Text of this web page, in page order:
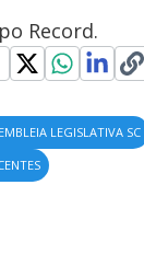
Record.
LEGISLATIVA SC